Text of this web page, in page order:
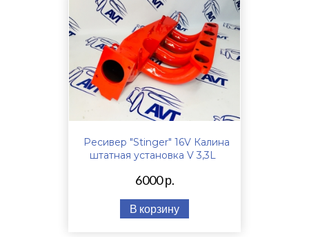
Ресивер "Stinger" 16V Калина
штатная установка V 3,3L
6000 р.
В корзину